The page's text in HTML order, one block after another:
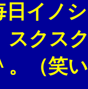
ノシ
スクス
。（笑